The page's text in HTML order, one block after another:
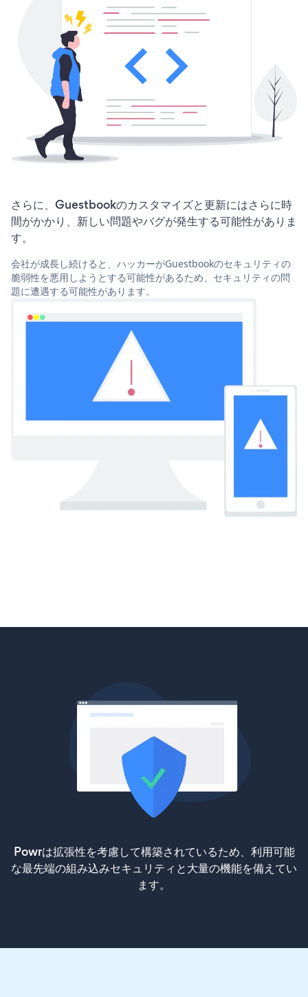
さらに、Guestbookのカスタマイズと更新にはさらに時
間がかかり、新しい問題やバグが発生する可能性がありま
す。
会社が成長し続けると、ハッカーがGuestbookのセキュリティの
脆弱性を悪用しようとする可能性があるため、セキュリティの問
題に遭遇する可能性があります。
Powrは拡張性を考慮して構築されているため、利用可能
な最先端の組み込みセキュリティと大量の機能を備えてい
ます。